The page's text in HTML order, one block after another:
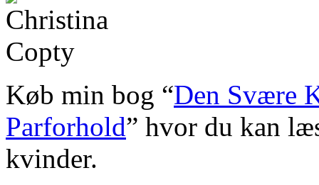
Køb min bog “Den Svære
Parforhold” hvor du kan
kvinder.